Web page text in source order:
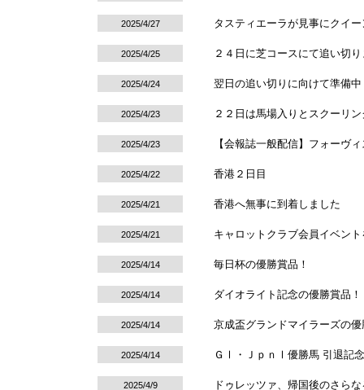
2025/4/27 タスティエーラが見事にクイ
2025/4/25 ２４日に芝コースにて追い切
2025/4/24 翌日の追い切りに向けて準備中
2025/4/23 ２２日は馬場入りとスクーリ
2025/4/23 【会報誌一般配信】フォーヴ
2025/4/22 香港２日目
2025/4/21 香港へ無事に到着しました
2025/4/21 キャロットクラブ会員イベン
2025/4/14 毎日杯の優勝賞品！
2025/4/14 ダイオライト記念の優勝賞品！
2025/4/14 京成盃グランドマイラーズの
2025/4/14 ＧⅠ・ＪｐｎⅠ優勝馬 引退記
2025/4/9 ドゥレッツァ、帰国後のさら